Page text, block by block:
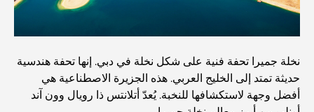
المستشفيات الحكومية في دبي: رعاية صحية شاملة للجميع
نخلة جميرا تحفة فنية على شكل نخلة في دبي. إنها تحفة هندسية
حديثة تمتد إلى الخليج العربي. هذه الجزيرة الاصطناعية هي
أفضل وجهة لاستكشافها للنخبة. يُعدّ أتلانتس ذا رويال وون آند